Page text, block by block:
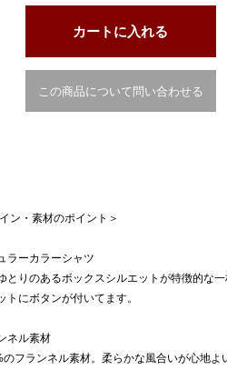
この商品について問い合わせる
ン・素材のポイント＞
ラーカラーシャツ
とりのあるボックスシルエットが特徴的な
トにボタンが付いてます。
ネル素材
フランネル素材。柔らかな風合いが心地よ